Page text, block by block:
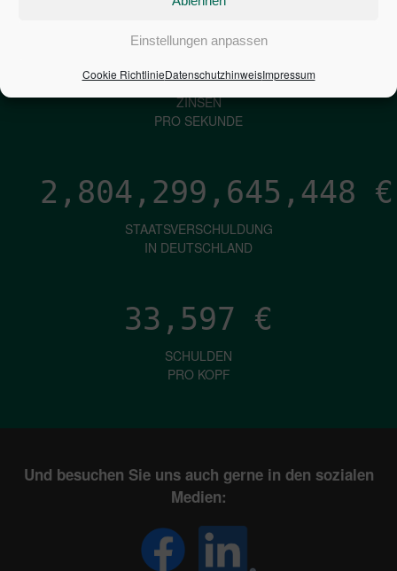
Einstellungen anpassen
Cookie RichtlinieDatenschutzhinweisImpressum
1,601€
ZINSEN
PRO SEKUNDE
2,804,299,646,696 €
STAATSVERSCHULDUNG
IN DEUTSCHLAND
33,597 €
SCHULDEN
PRO KOPF
Und besuchen Sie uns auch gerne in den sozialen
Medien: